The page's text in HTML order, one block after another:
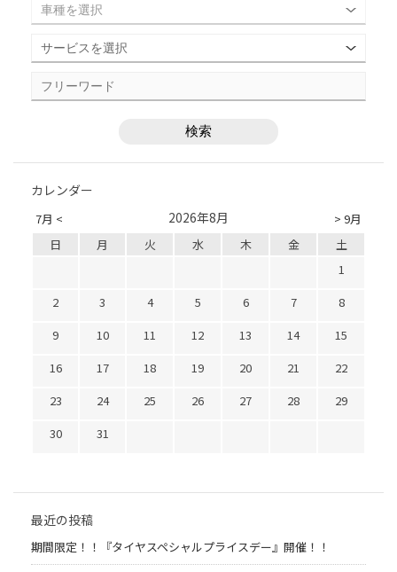
カレンダー
7月 < > 9月
2026年8月
日 月 火 水 木 金
土
1
2
3 4 5 6 7
8
9
10 11 12 13 14
15
16
17 18 19 20 21
22
23
24 25 26 27 28
29
30
31
最近の投稿
期間限定！！『タイヤスペシャルプライスデー』開催！！